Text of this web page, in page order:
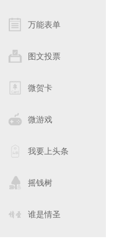
万能表单
图文投票
微贺卡
微游戏
我要上头条
摇钱树
谁是情圣